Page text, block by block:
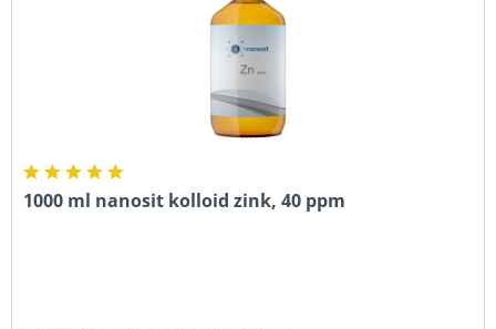
1000 ml nanosit kolloid zink, 40 ppm